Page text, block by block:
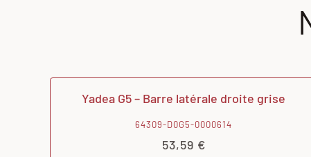
Yadea G5 – Barre latérale droite grise
64309-D0G5-0000614
53,59 €